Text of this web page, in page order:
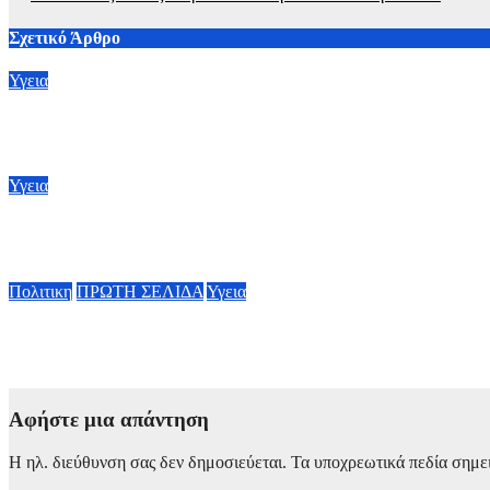
Σχετικό Άρθρο
Υγεια
Υγεια
Πολιτικη ΠΡΩΤΗ ΣΕΛΙΔΑ Υγεια
Αφήστε μια απάντηση
Η ηλ. διεύθυνση σας δεν δημοσιεύεται. Τα υποχρεωτικά πεδία